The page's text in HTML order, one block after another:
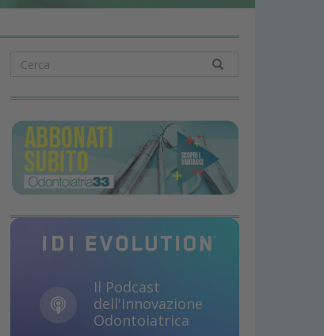
Il Podcast
dell'Innovazione
Odontoiatrica